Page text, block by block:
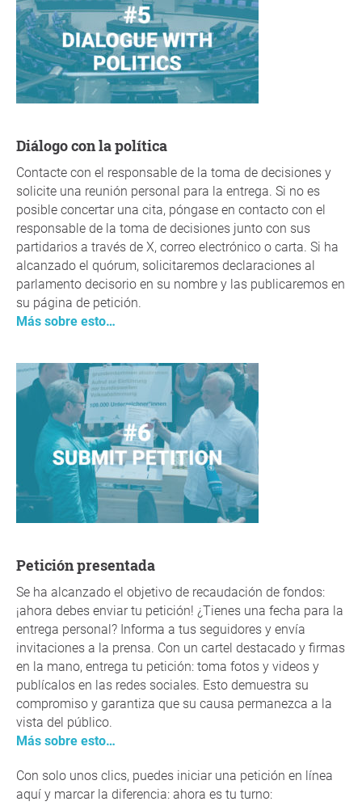
Diálogo con la política
Contacte con el responsable de la toma de decisiones y
solicite una reunión personal para la entrega. Si no es
posible concertar una cita, póngase en contacto con el
responsable de la toma de decisiones junto con sus
partidarios a través de X, correo electrónico o carta. Si ha
alcanzado el quórum, solicitaremos declaraciones al
parlamento decisorio en su nombre y las publicaremos en
su página de petición.
Más sobre esto…
Petición presentada
Se ha alcanzado el objetivo de recaudación de fondos:
¡ahora debes enviar tu petición! ¿Tienes una fecha para la
entrega personal? Informa a tus seguidores y envía
invitaciones a la prensa. Con un cartel destacado y firmas
en la mano, entrega tu petición: toma fotos y videos y
publícalos en las redes sociales. Esto demuestra su
compromiso y garantiza que su causa permanezca a la
vista del público.
Más sobre esto…
Con solo unos clics, puedes iniciar una petición en línea
aquí y marcar la diferencia: ahora es tu turno: